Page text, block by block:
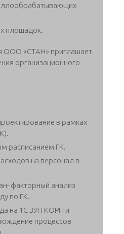
площадок.
ООО «СТАН» приглашает
организационного
в рамках
расписанием ГК.
на персонал в
факторный анализ
по ГК.
на 1С ЗУП КОРП и
процессов